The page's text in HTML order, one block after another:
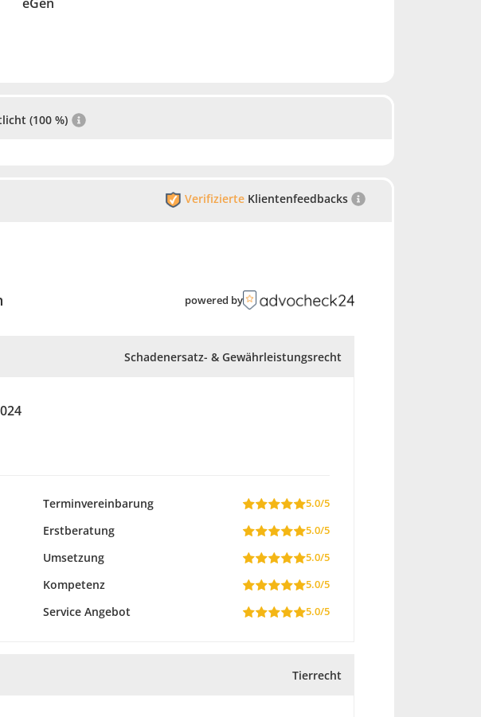
(100 %)
Verifizierte Klientenfeedbacks
powered by
Schadenersatz- & Gewährleistungsrecht
Terminvereinbarung 5.0/5
Erstberatung 5.0/5
Umsetzung 5.0/5
Kompetenz 5.0/5
Service Angebot 5.0/5
Tierrecht